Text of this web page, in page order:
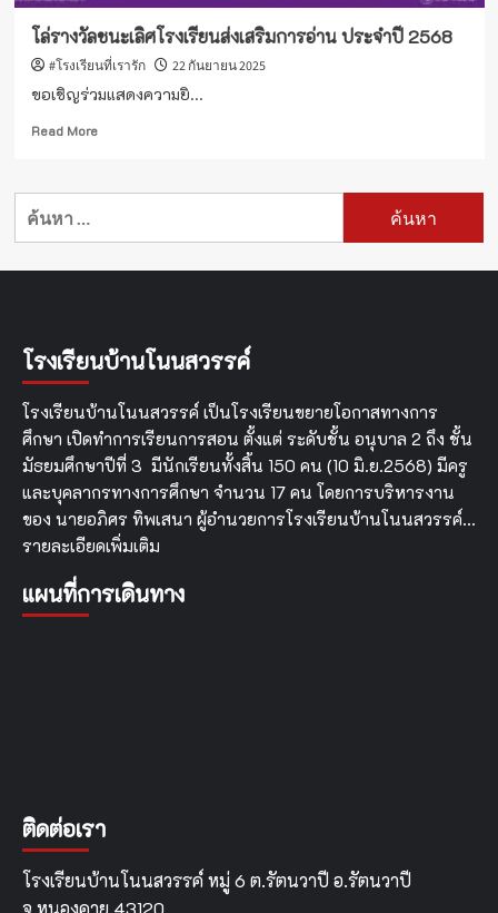
โล่รางวัลชนะเลิศโรงเรียนส่งเสริมการอ่าน ประจำปี 2568
#โรงเรียนที่เรารัก 22 กันยายน 2025
ขอเชิญร่วมแสดงความยิ...
Read MoreRead
โล่
โรงเรียน
อ่าน
ปี
2568
ค้นหา
โรงเรียนบ้านโนนสวรรค์
โรงเรียนบ้านโนนสวรรค์ เป็นโรงเรียนขยายโอกาสทางการ
ศึกษา เปิดทำการเรียนการสอน ตั้งแต่ ระดับชั้น อนุบาล 2 ถึง ชั้น
มัธยมศึกษาปีที่ 3 มีนักเรียนทั้งสิ้น 150 คน (10 มิ.ย.2568) มีครู
และบุคลากรทางการศึกษา จำนวน 17 คน โดยการบริหารงาน
ของ นายอภิศร ทิพเสนา ผู้อำนวยการโรงเรียนบ้านโนนสวรรค์…
รายละเอียดเพิ่มเติม
แผนที่การเดินทาง
ติดต่อเรา
โรงเรียนบ้านโนนสวรรค์ หมู่ 6 ต.รัตนวาปี อ.รัตนวาปี
จ.หนองคาย 43120